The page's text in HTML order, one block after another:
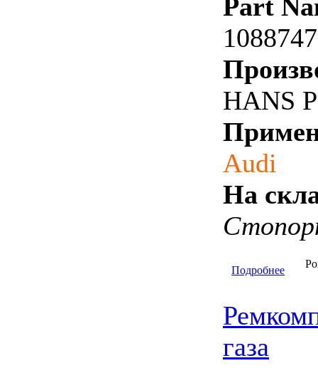
Part
HANS
Audi
На
Подробнее
газа